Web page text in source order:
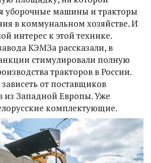
уборочные машины и тракторы
в коммунальном хозяйстве. И
интерес к этой технике.
КЭМЗа рассказали, в
стимулировали полную
тракторов в России.
от поставщиков
из Западной Европы. Уже
комплектующие.